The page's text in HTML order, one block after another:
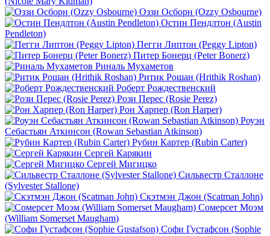
Оззи Осборн (Ozzy Osbourne)
Остин Пендлтон (Austin
Pendleton)
Пегги Липтон (Peggy Lipton)
Питер Бонерц (Peter Bonerz)
Риналь Мухаметов
Ритик Рошан (Hrithik Roshan)
Роберт Рождественский
Рози Перес (Rosie Perez)
Рон Харпер (Ron Harper)
Роуэн
Себастьян Аткинсон (Rowan Sebastian Atkinson)
Рубин Картер (Rubin Carter)
Сергей Карякин
Сергей Мигицко
Сильвестр Сталлоне
(Sylvester Stallone)
Скэтмэн Джон (Scatman John)
Сомерсет Моэм
(William Somerset Maugham)
Софи Густафсон (Sophie